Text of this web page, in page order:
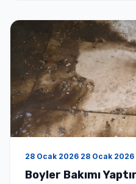
28 Ocak 2026 28 Ocak
Boyler Bakımı